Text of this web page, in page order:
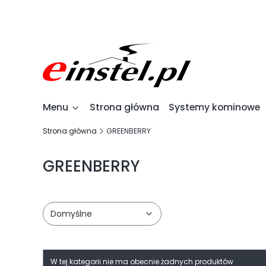
Menu Strona główna Systemy kominowe
Strona główna GREENBERRY
GREENBERRY
Domyślne
Lista produktów
W tej kategorii nie ma obecnie żadnych produktów